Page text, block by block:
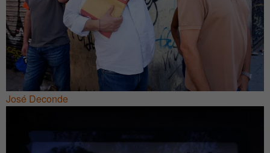
José Deconde